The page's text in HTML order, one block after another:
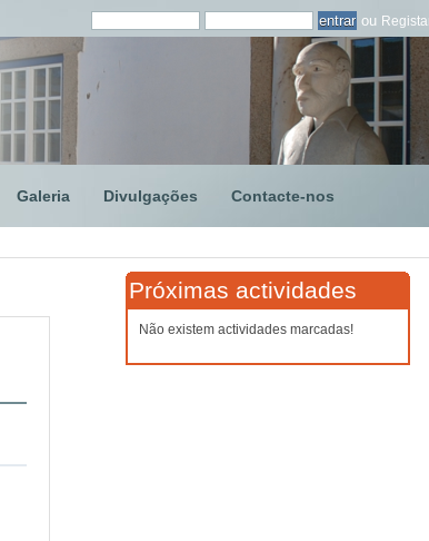
ou
Galeria Divulgações Contacte-nos
Próximas actividades
Não existem actividades marcadas!